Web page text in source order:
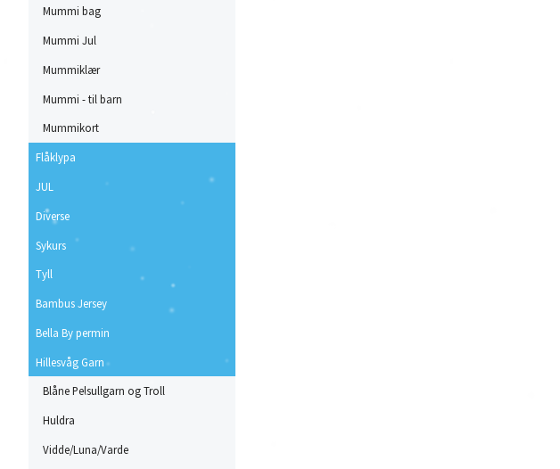
Mummi bag
Mummi Jul
Mummiklær
Mummi - til barn
Mummikort
Flåklypa
JUL
Diverse
Sykurs
Tyll
Bambus Jersey
Bella By permin
Hillesvåg Garn
Blåne Pelsullgarn og Troll
Huldra
Vidde/Luna/Varde